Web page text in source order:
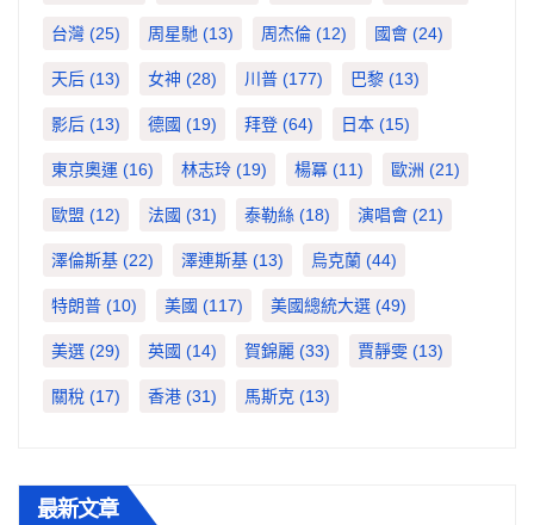
台灣 (25) 周星馳 (13) 周杰倫 (12) 國會 (24)
天后 (13) 女神 (28) 川普 (177) 巴黎 (13)
影后 (13) 德國 (19) 拜登 (64) 日本 (15)
東京奧運 (16) 林志玲 (19) 楊冪 (11) 歐洲 (21)
歐盟 (12) 法國 (31) 泰勒絲 (18) 演唱會 (21)
澤倫斯基 (22) 澤連斯基 (13) 烏克蘭 (44)
特朗普 (10) 美國 (117) 美國總統大選 (49)
美選 (29) 英國 (14) 賀錦麗 (33) 賈靜雯 (13)
關稅 (17) 香港 (31) 馬斯克 (13)
最新文章